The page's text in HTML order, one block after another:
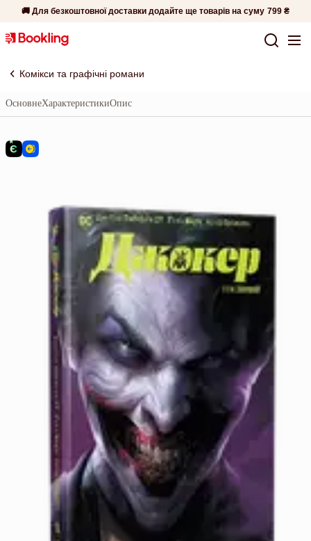
🚚 Для безкоштовної доставки додайте ще товарів на суму 799 ₴
Комікси та графічні романи
ОсновнеХарактеристикиОпис